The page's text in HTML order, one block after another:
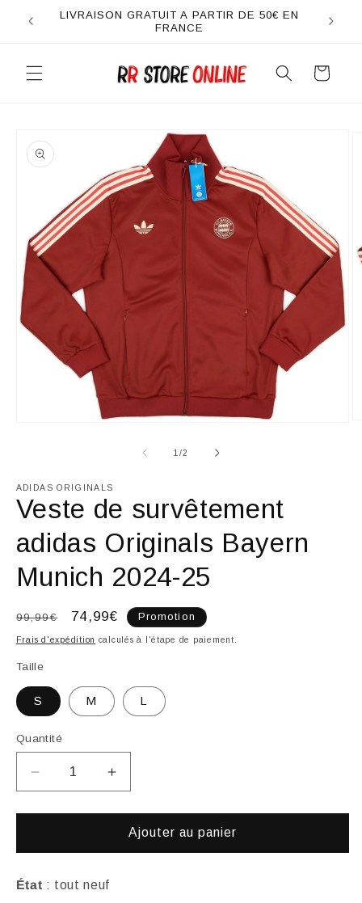
passerLIVRAISON GRATUIT A PARTIR DE 50€ EN
FRANCE
Panier
informations
produits
une
fenêtre
modale
1/de
2
ADIDAS ORIGINALS
Veste de survêtement
adidas Originals Bayern
Munich 2024-25
Prix
habituel
99,99€
Prix
promotionnel
74,99€ Promotion
Frais d'expédition calculés à l'étape de paiement.
Taille
S M L
Quantité
Réduire
la
quantité
Veste
survêtement
Augmenter
la
quantité
Veste
Ajouter au panier
État : tout neuf